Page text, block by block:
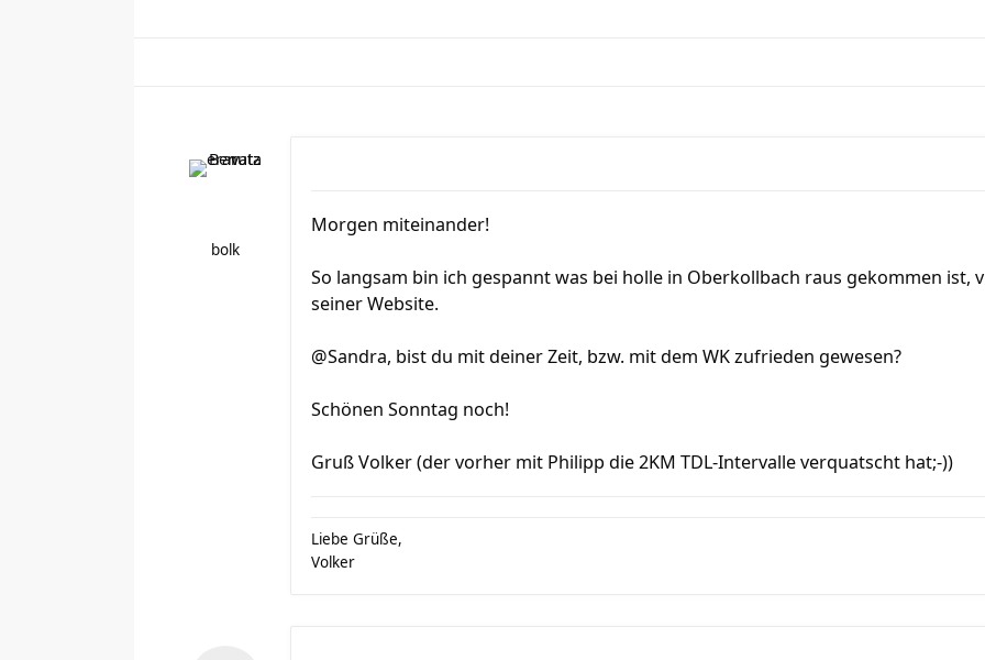
bolk
Morgen miteinander!
So langsam bin ich gespannt was bei holle in Oberkollbach raus gekommen ist,
seiner Website.
@Sandra, bist du mit deiner Zeit, bzw. mit dem WK zufrieden gewesen?
Schönen Sonntag noch!
Gruß Volker (der vorher mit Philipp die 2KM TDL-Intervalle verquatscht hat;-))
Liebe Grüße,
Volker